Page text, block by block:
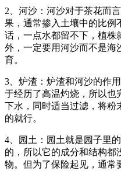
2、河沙：河沙对于茶花而
果，通常掺入土壤中的比例
话，一点水都留不下，植株
外，一定要用河沙而不是海
育。
3、炉渣：炉渣和河沙的作
于经历了高温灼烧，所以也
下水，同时适当过滤，将粉
的就行。
4、园土：园土就是园子里
的，所以它的成分和结构都
物。但为了保险起见，通常